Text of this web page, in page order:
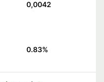
0,0042
0.83%